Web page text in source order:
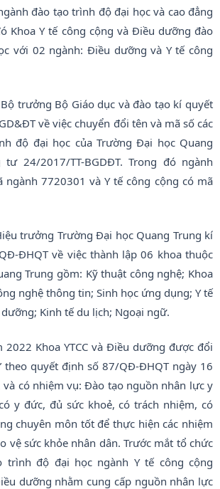
đào tạo trình độ đại học và cao đẳng
Khoa Y tế công cộng và Điều dưỡng đào
với 02 ngành: Điều dưỡng và Y tế công
trưởng Bộ Giáo dục và đào tạo kí quyết
về việc chuyển đổi tên và mã số các
độ đại học của Trường Đại học Quang
24/2017/TT-BGDĐT. Trong đó ngành
7720301 và Y tế công cộng có mã
trưởng Trường Đại học Quang Trung kí
ĐHQT về việc thành lập 06 khoa thuộc
Trung gồm: Kỹ thuật công nghệ; Khoa
nghệ thông tin; Sinh học ứng dụng; Y tế
Kinh tế du lịch; Ngoại ngữ.
Khoa YTCC và Điều dưỡng được đổi
theo quyết định số 87/QĐ-ĐHQT ngày 16
có nhiệm vụ: Đào tạo nguồn nhân lực y
y đức, đủ sức khoẻ, có trách nhiệm, có
chuyên môn tốt để thực hiện các nhiệm
vệ sức khỏe nhân dân. Trước mắt tổ chức
trình độ đại học ngành Y tế công cộng
dưỡng nhằm cung cấp nguồn nhân lực